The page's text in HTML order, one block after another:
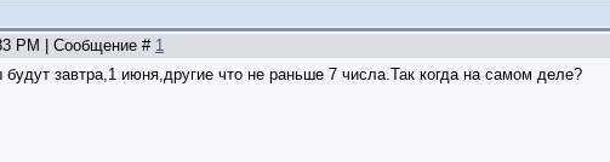
PM | Сообщение # 1
будут завтра,1 июня,другие что не раньше 7 числа.Так когда на самом деле?